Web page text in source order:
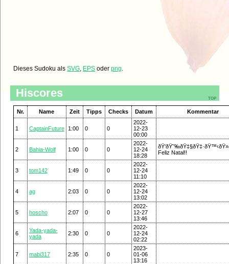
Dieses Sudoku alsSVG, EPS oderpng.
top
Hiscores
Nr. Name Zeit Tipps Checks Datum Kommentar
1 CaptainFuture 1:00 0 0
2022-
12-23
00:00
2 Bahia-Wolf 1:00 0 0
2022-
12-24
18:28
Feliz Natal!!
3 tom142 1:49 0 0
2022-
12-24
11:10
4 ag 2:03 0 0
2022-
12-24
13:02
5 hoscho 2:07 0 0
2022-
12-27
13:46
6
Yada-yada-
yada
2:30 0 0
2022-
12-24
02:22
7 mabi317 2:35 0 0
2023-
01-06
13:16